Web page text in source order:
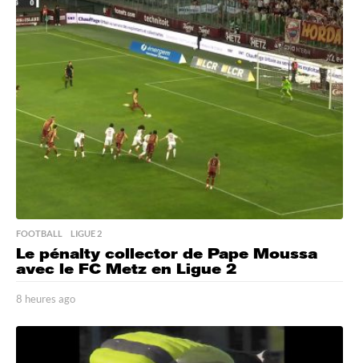
r
e
s
FOOTBALL ,LIGUE 2
Le pénalty collector de Pape Moussa
avec le FC Metz en Ligue 2
8 heures ago
e